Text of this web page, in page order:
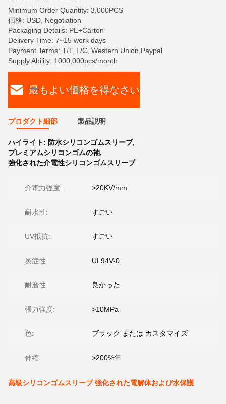
Minimum Order Quantity: 3,000PCS
価格: USD, Negotiation
Packaging Details: PE+Carton
Delivery Time: 7~15 work days
Payment Terms: T/T, L/C, Western Union,Paypal
Supply Ability: 1000,000pcs/month
最もよい価格を得なさい
プロダクト細部 製品説明
ハイライト: 防水シリコンゴムスリーブ,
プレミアムシリコンゴムの袖,
強化された介電性シリコンゴムスリーブ
介電力強度: >20KV/mm
耐水性: すごい
UV抵抗: すごい
炎症性: UL94V-0
耐磨性: 良かった
張力強度: >10MPa
色: ブラック または カスタマイズ
伸縮: >200%年
高級シリコンゴムスリーブ 強化された電解体および水保護